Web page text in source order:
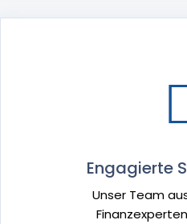
Engagierte
Unser Team